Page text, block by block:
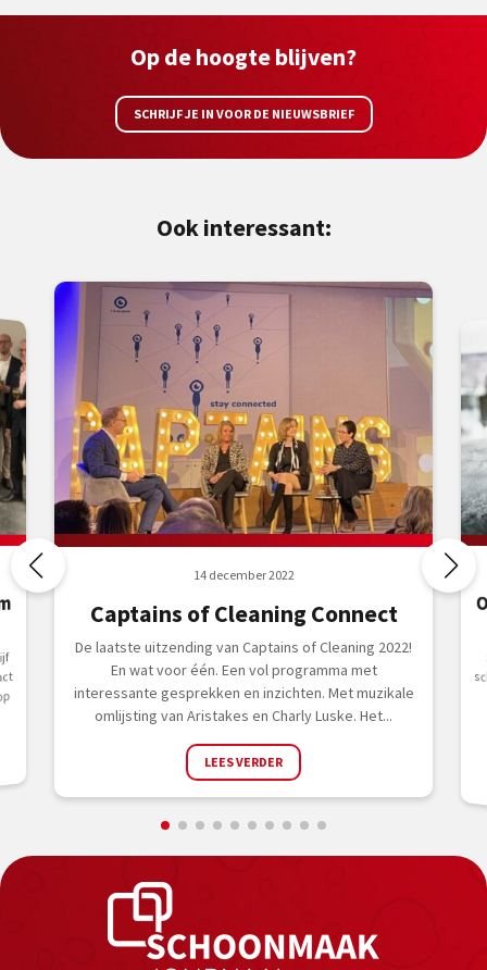
Op de hoogte blijven?
SCHRIJF JE IN VOOR DE NIEUWSBRIEF
Ook interessant:
14 december 2022
Captains of Cleaning Connect
De laatste uitzending van Captains of Cleaning 2022!
En wat voor één. Een vol programma met
interessante gesprekken en inzichten. Met muzikale
omlijsting van Aristakes en Charly Luske. Het...
LEES VERDER